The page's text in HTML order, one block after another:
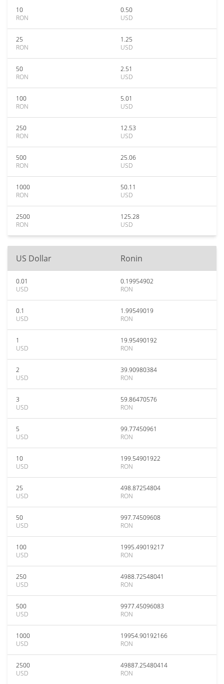
10
RON
0.50
USD
25
RON
1.25
USD
50
RON
2.51
USD
100
RON
5.01
USD
250
RON
12.53
USD
500
RON
25.06
USD
1000
RON
50.11
USD
2500
RON
125.28
USD
US Dollar Ronin
0.01
USD
0.19954902
RON
0.1
USD
1.99549019
RON
1
USD
19.95490192
RON
2
USD
39.90980384
RON
3
USD
59.86470576
RON
5
USD
99.77450961
RON
10
USD
199.54901922
RON
25
USD
498.87254804
RON
50
USD
997.74509608
RON
100
USD
1995.49019217
RON
250
USD
4988.72548041
RON
500
USD
9977.45096083
RON
1000
USD
19954.90192166
RON
2500
USD
49887.25480414
RON